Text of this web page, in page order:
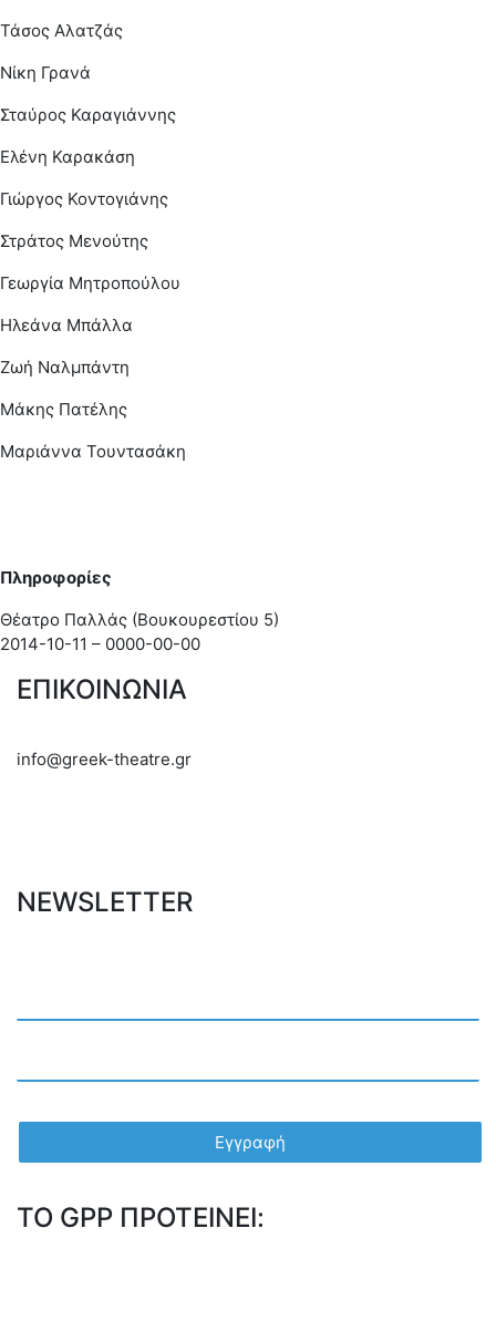
Τάσος Αλατζάς
Νίκη Γρανά
Σταύρος Καραγιάννης
Ελένη Καρακάση
Γιώργος Κοντογιάνης
Στράτος Μενούτης
Γεωργία Μητροπούλου
Ηλεάνα Μπάλλα
Ζωή Ναλμπάντη
Μάκης Πατέλης
Μαριάννα Τουντασάκη
Πληροφορίες
Θέατρο Παλλάς (Βουκουρεστίου 5)
2014-10-11 – 0000-00-00
ΕΠΙΚΟΙΝΩΝΙΑ
info@greek-theatre.gr
NEWSLETTER
TO GPP ΠΡΟΤΕΙΝΕΙ: